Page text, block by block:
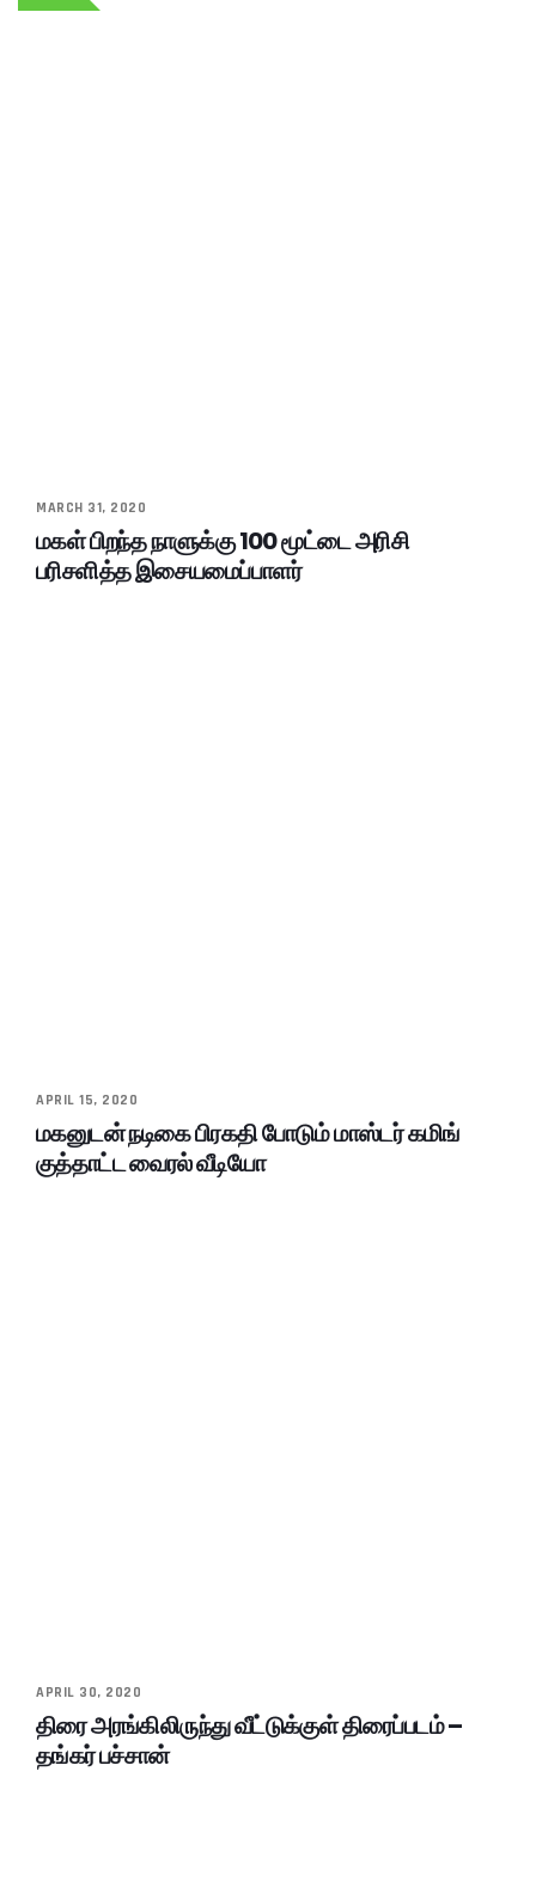
MARCH 31, 2020
மகள் பிறந்த நாளுக்கு 100 மூட்டை அரிசி
பரிசளித்த இசையமைப்பாளர்
APRIL 15, 2020
மகனுடன் நடிகை பிரகதி போடும் மாஸ்டர் கமிங்
குத்தாட்ட வைரல் வீடியோ
APRIL 30, 2020
திரை அரங்கிலிருந்து வீட்டுக்குள் திரைப்படம் –
தங்கர் பச்சான்